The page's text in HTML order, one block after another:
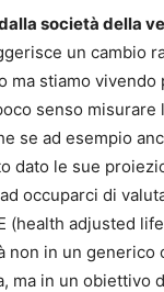
società della
un cambio
ma stiamo vivendo
senso misurare
se ad esempio
dato le sue
occuparci di
(health adjusted
non in un generico
ma in un obiettivo